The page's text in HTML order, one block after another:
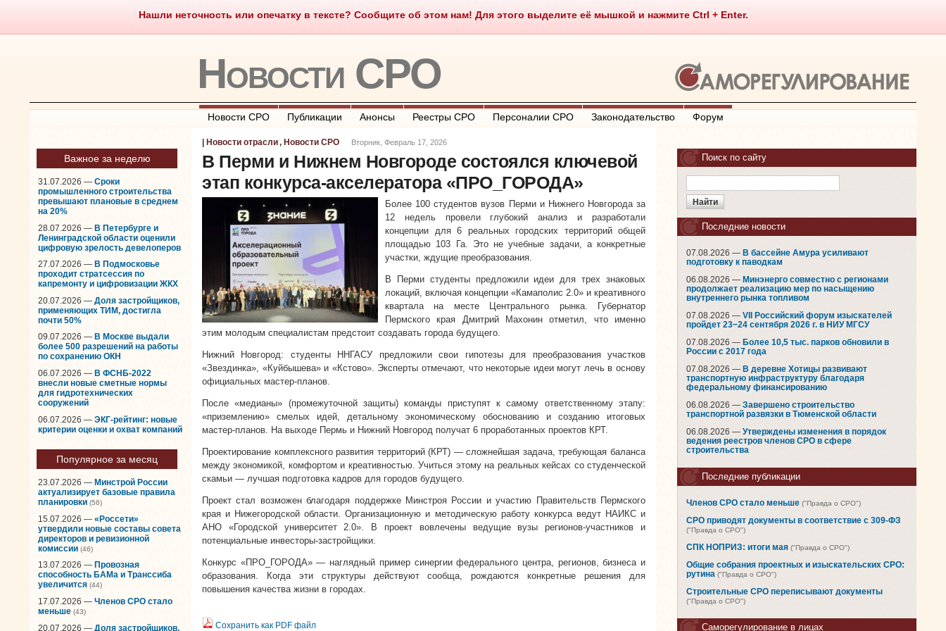
Нашли неточность или опечатку в тексте? Сообщите об этом нам! Для этого выделите её мышкой и нажмите Ctrl + Enter.
Саморегулирование Что такое СРО О портале Контакты Полезные ссылки
Новости СРО
Новости СРО Публикации Анонсы Реестры СРО Персоналии СРО Законодательство Форум
Важное за неделю
31.07.2026 — Сроки
промышленного строительства
превышают плановые в среднем
на 20%
28.07.2026 — В Петербурге и
Ленинградской области оценили
цифровую зрелость девелоперов
27.07.2026 — В Подмосковье
проходит стратсессия по
капремонту и цифровизации ЖКХ
20.07.2026 — Доля застройщиков,
применяющих ТИМ, достигла
почти 50%
09.07.2026 — В Москве выдали
более 500 разрешений на работы
по сохранению ОКН
06.07.2026 — В ФСНБ-2022
внесли новые сметные нормы
для гидротехнических
сооружений
06.07.2026 — ЭКГ-рейтинг: новые
критерии оценки и охват компаний
Популярное за месяц
23.07.2026 — Минстрой России
актуализирует базовые правила
планировки (56)
15.07.2026 — «Россети»
утвердили новые составы совета
директоров и ревизионной
комиссии (46)
13.07.2026 — Провозная
способность БАМа и Транссиба
увеличится (44)
17.07.2026 — Членов СРО стало
меньше (43)
20.07.2026 — Доля застройщиков,
Новости отрасли, Новости СРО Вторник, Февраль 17, 2026
В Перми и Нижнем Новгороде состоялся ключевой
этап конкурса-акселератора «ПРО_ГОРОДА»
Более 100 студентов вузов Перми и Нижнего Новгорода за
12 недель провели глубокий анализ и разработали
концепции для 6 реальных городских территорий общей
площадью 103 Га. Это не учебные задачи, а конкретные
участки, ждущие преобразования.
В Перми студенты предложили идеи для трех знаковых
локаций, включая концепции «Камаполис 2.0» и креативного
квартала на месте Центрального рынка. Губернатор
Пермского края Дмитрий Махонин отметил, что именно
этим молодым специалистам предстоит создавать города будущего.
Нижний Новгород: студенты ННГАСУ предложили свои гипотезы для преобразования участков
«Звездинка», «Куйбышева» и «Кстово». Эксперты отмечают, что некоторые идеи могут лечь в основу
официальных мастер-планов.
После «медианы» (промежуточной защиты) команды приступят к самому ответственному этапу:
«приземлению» смелых идей, детальному экономическому обоснованию и созданию итоговых
мастер-планов. На выходе Пермь и Нижний Новгород получат 6 проработанных проектов КРТ.
Проектирование комплексного развития территорий (КРТ) — сложнейшая задача, требующая баланса
между экономикой, комфортом и креативностью. Учиться этому на реальных кейсах со студенческой
скамьи — лучшая подготовка кадров для городов будущего.
Проект стал возможен благодаря поддержке Минстроя России и участию Правительств Пермского
края и Нижегородской области. Организационную и методическую работу конкурса ведут НАИКС и
АНО «Городской университет 2.0». В проект вовлечены ведущие вузы регионов-участников и
потенциальные инвесторы-застройщики.
Конкурс «ПРО_ГОРОДА» — наглядный пример синергии федерального центра, регионов, бизнеса и
образования. Когда эти структуры действуют сообща, рождаются конкретные решения для
повышения качества жизни в городах.
Сохранить как PDF файл
Поиск по сайту
Последние новости
07.08.2026 — В бассейне Амура усиливают
подготовку к паводкам
06.08.2026 — Минэнерго совместно с регионами
продолжает реализацию мер по насыщению
внутреннего рынка топливом
07.08.2026 — VII Российский форум изыскателей
пройдет 23−24 сентября 2026 г. в НИУ МГСУ
07.08.2026 — Более 10,5 тыс. парков обновили в
России с 2017 года
07.08.2026 — В деревне Хотицы развивают
транспортную инфраструктуру благодаря
федеральному финансированию
06.08.2026 — Завершено строительство
транспортной развязки в Тюменской области
06.08.2026 — Утверждены изменения в порядок
ведения реестров членов СРО в сфере
строительства
Последние публикации
Членов СРО стало меньше ("Правда о СРО")
СРО приводят документы в соответствие с 309-ФЗ
("Правда о СРО")
СПК НОПРИЗ: итоги мая ("Правда о СРО")
Общие собрания проектных и изыскательских СРО:
рутина ("Правда о СРО")
Строительные СРО переписывают документы
("Правда о СРО")
Саморегулирование в лицах